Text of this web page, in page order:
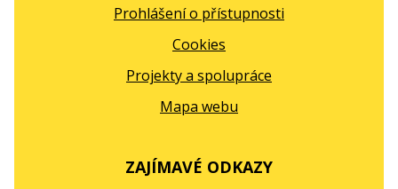
Prohlášení o přístupnosti
Cookies
Projekty a spolupráce
Mapa webu
ZAJÍMAVÉ ODKAZY